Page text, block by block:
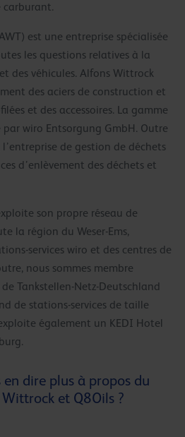
carburant.
est une entreprise spécialisée
les questions relatives à la
des véhicules. Alfons Wittrock
des aciers de construction et
et des accessoires. La gamme
par wiro Entsorgung GmbH. Outre
de gestion de déchets
d’enlèvement des déchets et
son propre réseau de
la région du Weser-Ems,
services wiro et des centres de
nous sommes membre
Tankstellen-Netz-Deutschland
de stations-services de taille
également un KEDI Hotel
en dire plus à propos du
et Q8Oils ?